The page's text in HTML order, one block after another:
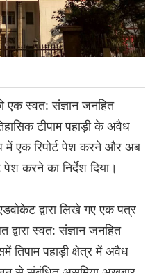
एक स्वत: संज्ञान जनहित
टीपाम पहाड़ी के अवैध
एक रिपोर्ट पेश करने और अब
पेश करने का निर्देश दिया।
द्वारा लिखे गए एक पत्र
स्वत: संज्ञान जनहित
तिपाम पहाड़ी क्षेत्र में अवैध